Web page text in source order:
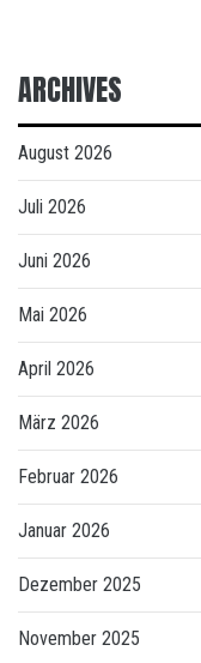
ARCHIVES
August 2026
Juli 2026
Juni 2026
Mai 2026
April 2026
März 2026
Februar 2026
Januar 2026
Dezember 2025
November 2025